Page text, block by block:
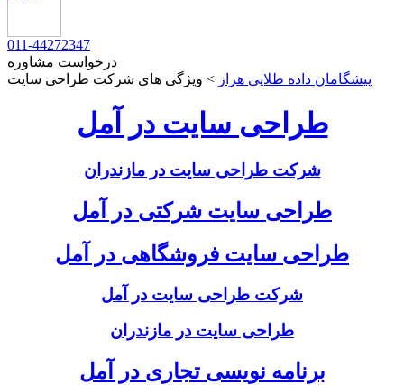
011-44272347
درخواست مشاوره
پیشگامان داده طلایی هراز > ویژگی های شرکت طراحی سایت
طراحی سایت در آمل
شرکت طراحی سایت در مازندران
طراحی سایت شرکتی در آمل
طراحی سایت فروشگاهی در آمل
شرکت طراحی سایت در آمل
طراحی سایت در مازندران
برنامه نویسی تجاری در آمل